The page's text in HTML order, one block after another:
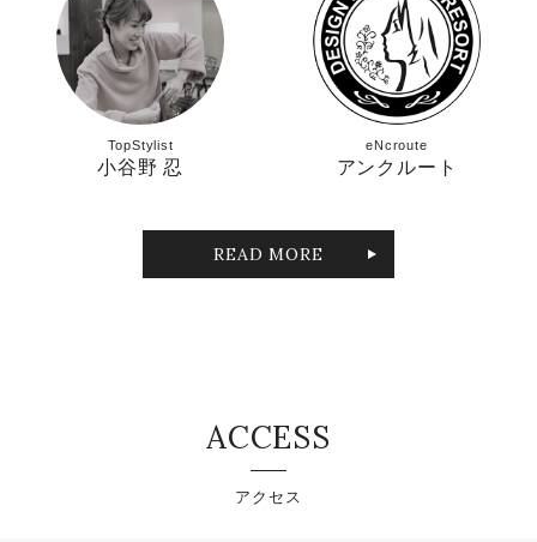
TopStylist
小谷野 忍
eNcroute
アンクルート
READ MORE
ACCESS
アクセス